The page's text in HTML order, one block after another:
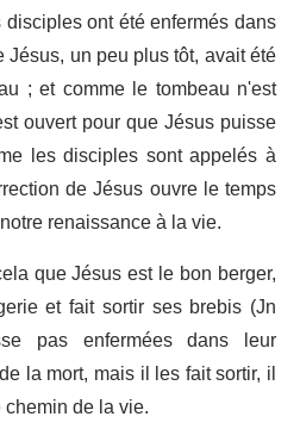
ont été enfermés dans
un peu plus tôt, avait été
; et comme le tombeau n'est
ouvert pour que Jésus puisse
les disciples sont appelés à
de Jésus ouvre le temps
renaissance à la vie.
que Jésus est le bon berger,
et fait sortir ses brebis (Jn
pas enfermées dans leur
la mort, mais il les fait sortir, il
de la vie.